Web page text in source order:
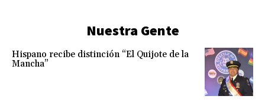
Nuestra Gente
Hispano recibe distinción “El Quijote de la
Mancha”